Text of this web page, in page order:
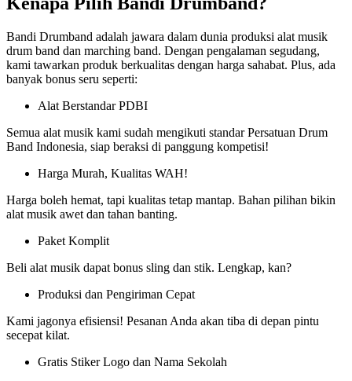
Bandi Drumband adalah jawara dalam dunia produksi alat musik
drum band dan marching band. Dengan pengalaman segudang,
kami tawarkan produk berkualitas dengan harga sahabat. Plus, ada
banyak bonus seru seperti:
Alat Berstandar PDBI
Semua alat musik kami sudah mengikuti standar Persatuan Drum
Band Indonesia, siap beraksi di panggung kompetisi!
Harga Murah, Kualitas WAH!
Harga boleh hemat, tapi kualitas tetap mantap. Bahan pilihan bikin
alat musik awet dan tahan banting.
Paket Komplit
Beli alat musik dapat bonus sling dan stik. Lengkap, kan?
Produksi dan Pengiriman Cepat
Kami jagonya efisiensi! Pesanan Anda akan tiba di depan pintu
secepat kilat.
Gratis Stiker Logo dan Nama Sekolah